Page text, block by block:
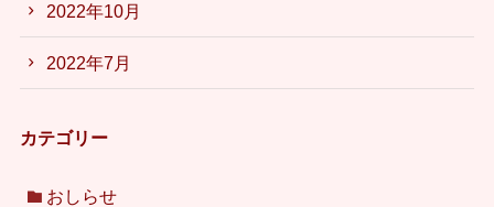
2022年10月
2022年7月
カテゴリー
おしらせ